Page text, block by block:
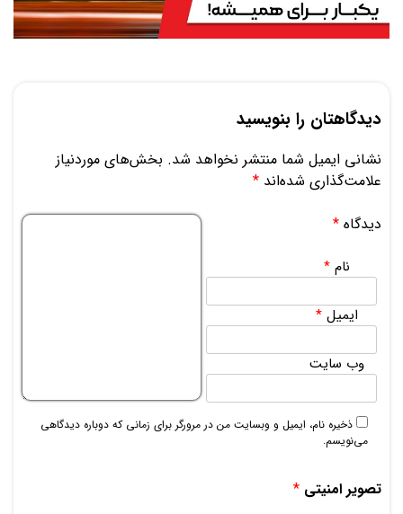
دیدگاهتان را بنویسید
نشانی ایمیل شما منتشر نخواهد شد. بخش‌های موردنیاز
علامت‌گذاری شده‌اند *
دیدگاه *
نام*
ایمیل*
وب‌ سایت
ذخیره نام، ایمیل و وبسایت من در مرورگر برای زمانی که دوباره دیدگاهی
می‌نویسم.
تصویر امنیتی *